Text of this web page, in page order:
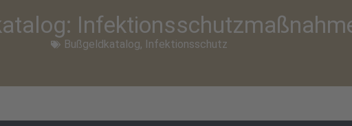
Bußgeldkatalog, Infektionsschutz